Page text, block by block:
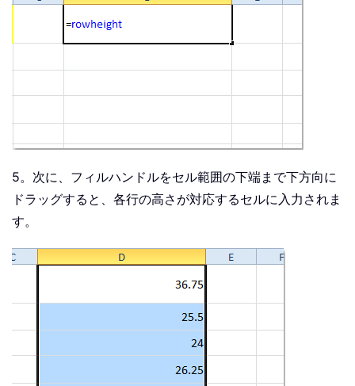
5。次に、フィルハンドルをセル範囲の下端まで下方向に
ドラッグすると、各行の高さが対応するセルに入力されま
す。